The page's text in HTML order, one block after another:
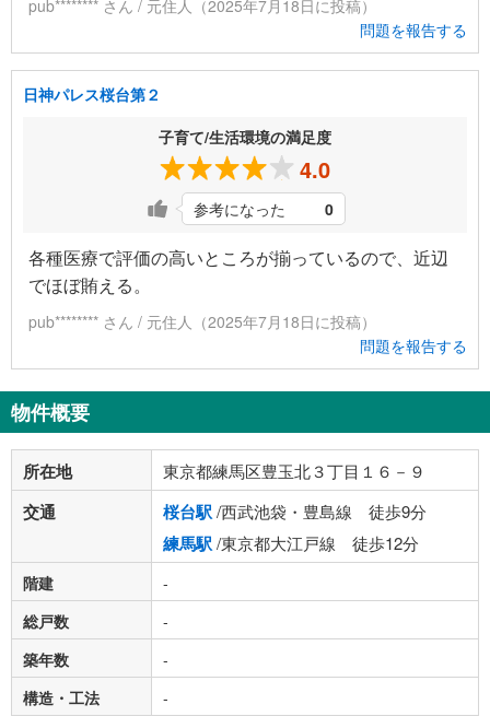
pub******** さん / 元住人（2025年7月18日に投稿）
問題を報告する
日神パレス桜台第２
子育て/生活環境の満足度
4.0
参考になった 0
各種医療で評価の高いところが揃っているので、近辺
でほぼ賄える。
pub******** さん / 元住人（2025年7月18日に投稿）
問題を報告する
物件概要
所在地 東京都練馬区豊玉北３丁目１６－９
交通 桜台駅/西武池袋・豊島線 徒歩9分
練馬駅/東京都大江戸線 徒歩12分
階建
-
総戸数
-
築年数
-
構造・工法
-